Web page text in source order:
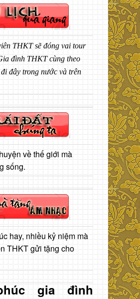
THKT sẽ đóng vai tour
đình THKT cùng theo
đây trong nước và trên
về thế giới mà
sống.
hay, nhiều kỷ niệm mà
THKT gửi tặng cho
gia đình